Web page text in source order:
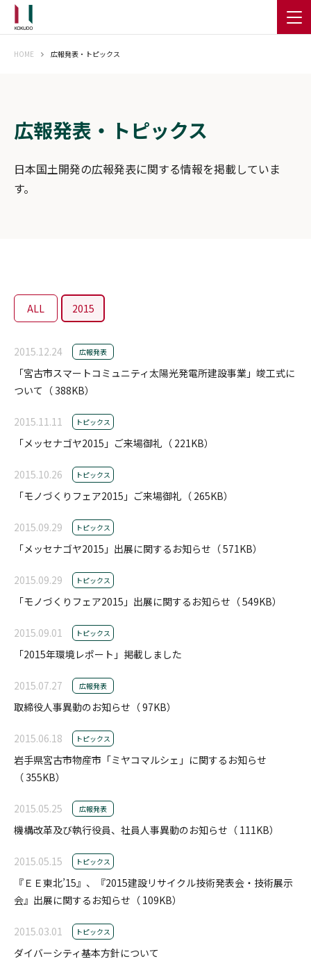
HOME 広報発表・トピックス
広報発表・トピックス
日本国土開発の広報発表に関する情報を掲載していま
す。
ALL 2015
2015.12.24 広報発表
「宮古市スマートコミュニティ太陽光発電所建設事業」竣工式に
ついて（ 388KB）
2015.11.11 トピックス
「メッセナゴヤ2015」ご来場御礼（ 221KB）
2015.10.26 トピックス
「モノづくりフェア2015」ご来場御礼（ 265KB）
2015.09.29 トピックス
「メッセナゴヤ2015」出展に関するお知らせ（ 571KB）
2015.09.29 トピックス
「モノづくりフェア2015」出展に関するお知らせ（ 549KB）
2015.09.01 トピックス
「2015年環境レポート」掲載しました
2015.07.27 広報発表
取締役人事異動のお知らせ（ 97KB）
2015.06.18 トピックス
岩手県宮古市物産市「ミヤコマルシェ」に関するお知らせ
（ 355KB）
2015.05.25 広報発表
機構改革及び執行役員、社員人事異動のお知らせ（ 111KB）
2015.05.15 トピックス
『ＥＥ東北’15』、『2015建設リサイクル技術発表会・技術展示
会』出展に関するお知らせ（ 109KB）
2015.03.01 トピックス
ダイバーシティ基本方針について